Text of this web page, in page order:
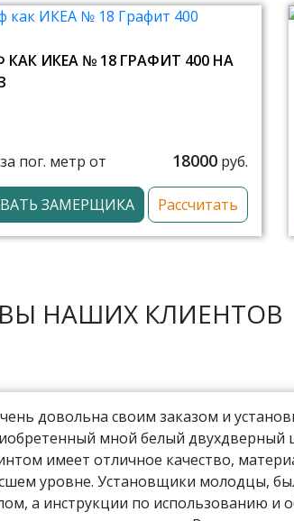
ИКЕА № 18 ГРАФИТ 400 НА
пог. метр от 18000 руб.
ЗАМЕРЩИКА Рассчитать
НАШИХ КЛИЕНТОВ
довольна своим заказом и
мной белый двухдверный
имеет отличное качество,
уровне. Установщики молодцы,
а инструкции по использованию и